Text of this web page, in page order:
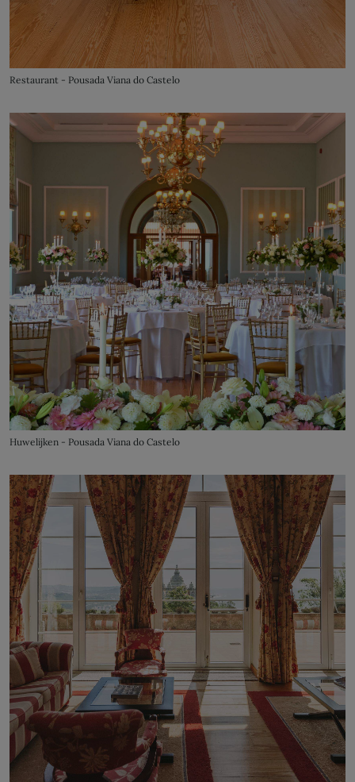
Restaurant - Pousada Viana do Castelo
Huwelijken - Pousada Viana do Castelo